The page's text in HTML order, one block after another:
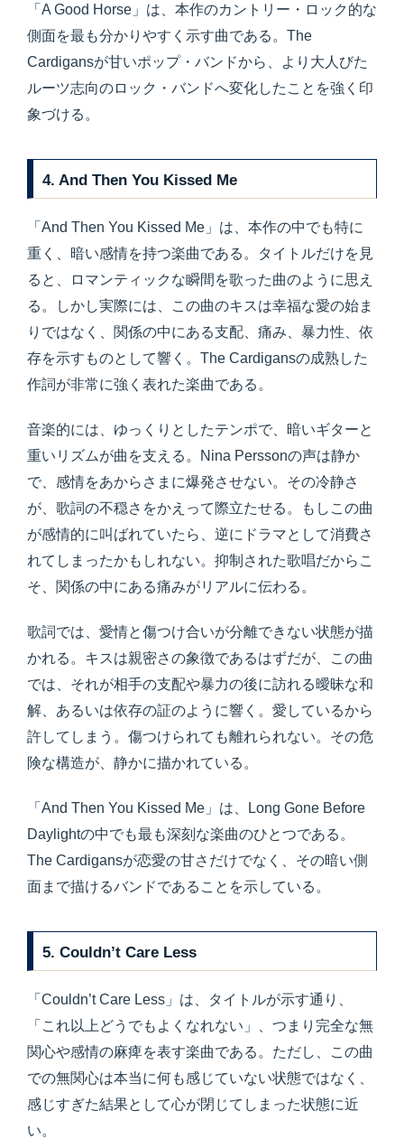
「A Good Horse」は、本作のカントリー・ロック的な
側面を最も分かりやすく示す曲である。The
Cardigansが甘いポップ・バンドから、より大人びた
ルーツ志向のロック・バンドへ変化したことを強く印
象づける。
4. And Then You Kissed Me
「And Then You Kissed Me」は、本作の中でも特に
重く、暗い感情を持つ楽曲である。タイトルだけを見
ると、ロマンティックな瞬間を歌った曲のように思え
る。しかし実際には、この曲のキスは幸福な愛の始ま
りではなく、関係の中にある支配、痛み、暴力性、依
存を示すものとして響く。The Cardigansの成熟した
作詞が非常に強く表れた楽曲である。
音楽的には、ゆっくりとしたテンポで、暗いギターと
重いリズムが曲を支える。Nina Perssonの声は静か
で、感情をあからさまに爆発させない。その冷静さ
が、歌詞の不穏さをかえって際立たせる。もしこの曲
が感情的に叫ばれていたら、逆にドラマとして消費さ
れてしまったかもしれない。抑制された歌唱だからこ
そ、関係の中にある痛みがリアルに伝わる。
歌詞では、愛情と傷つけ合いが分離できない状態が描
かれる。キスは親密さの象徴であるはずだが、この曲
では、それが相手の支配や暴力の後に訪れる曖昧な和
解、あるいは依存の証のように響く。愛しているから
許してしまう。傷つけられても離れられない。その危
険な構造が、静かに描かれている。
「And Then You Kissed Me」は、Long Gone Before
Daylightの中でも最も深刻な楽曲のひとつである。
The Cardigansが恋愛の甘さだけでなく、その暗い側
面まで描けるバンドであることを示している。
5. Couldn’t Care Less
「Couldn’t Care Less」は、タイトルが示す通り、
「これ以上どうでもよくなれない」、つまり完全な無
関心や感情の麻痺を表す楽曲である。ただし、この曲
での無関心は本当に何も感じていない状態ではなく、
感じすぎた結果として心が閉じてしまった状態に近
い。